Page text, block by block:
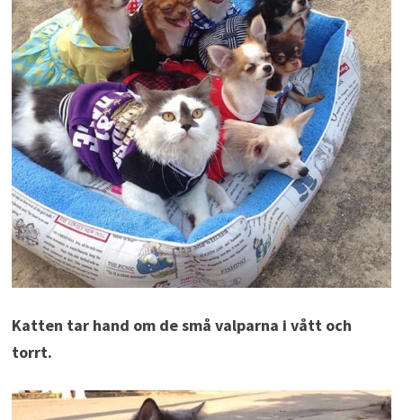
Katten tar hand om de små valparna i vått och
torrt.